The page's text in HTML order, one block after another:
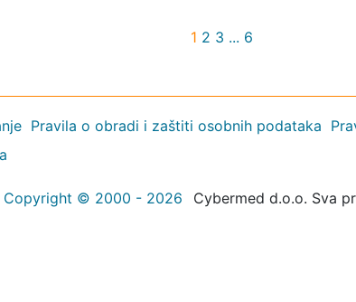
1 2 3 ... 6
Pravila o obradi i zaštiti osobnih podataka
Copyright © 2000 - 2026 Cybermed d.o.o. Sva